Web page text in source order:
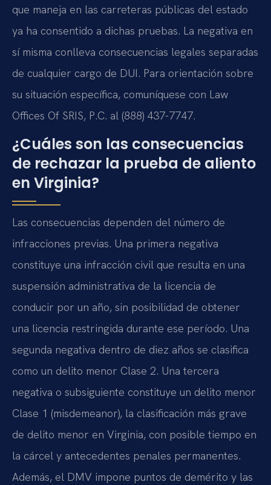
que maneja en las carreteras públicas del estado
ya ha consentido a dichas pruebas. La negativa en
sí misma conlleva consecuencias legales separadas
de cualquier cargo de DUI. Para orientación sobre
su situación específica, comuníquese con Law
Offices Of SRIS, P.C. al (888) 437-7747.
¿Cuáles son las consecuencias
de rechazar la prueba de aliento
en Virginia?
Las consecuencias dependen del número de
infracciones previas. Una primera negativa
constituye una infracción civil que resulta en una
suspensión administrativa de la licencia de
conducir por un año, sin posibilidad de obtener
una licencia restringida durante ese período. Una
segunda negativa dentro de diez años se clasifica
como un delito menor Clase 2. Una tercera
negativa o subsiguiente constituye un delito menor
Clase 1 (misdemeanor), la clasificación más grave
de delito menor en Virginia, con posible tiempo en
la cárcel y antecedentes penales permanentes.
Además, el DMV impone puntos de demérito y las